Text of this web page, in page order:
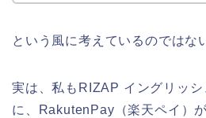
という風に考えているのではな
実は、私もRIZAP イングリッ
に、RakutenPay（楽天ペイ）